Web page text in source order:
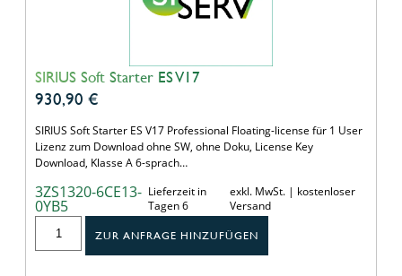
SIRIUS Soft Starter ES V17
930,90 €
SIRIUS Soft Starter ES V17 Professional Floating-license für 1 User
Lizenz zum Download ohne SW, ohne Doku, License Key
Download, Klasse A 6-sprach…
3ZS1320-6CE13-
0YB5
Lieferzeit in
Tagen 6
exkl. MwSt. | kostenloser
Versand
ZUR ANFRAGE HINZUFÜGEN